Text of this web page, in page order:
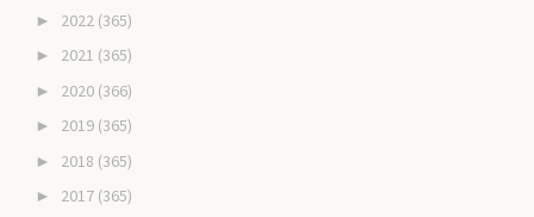
► 2022 (365)
► 2021 (365)
► 2020 (366)
► 2019 (365)
► 2018 (365)
► 2017 (365)